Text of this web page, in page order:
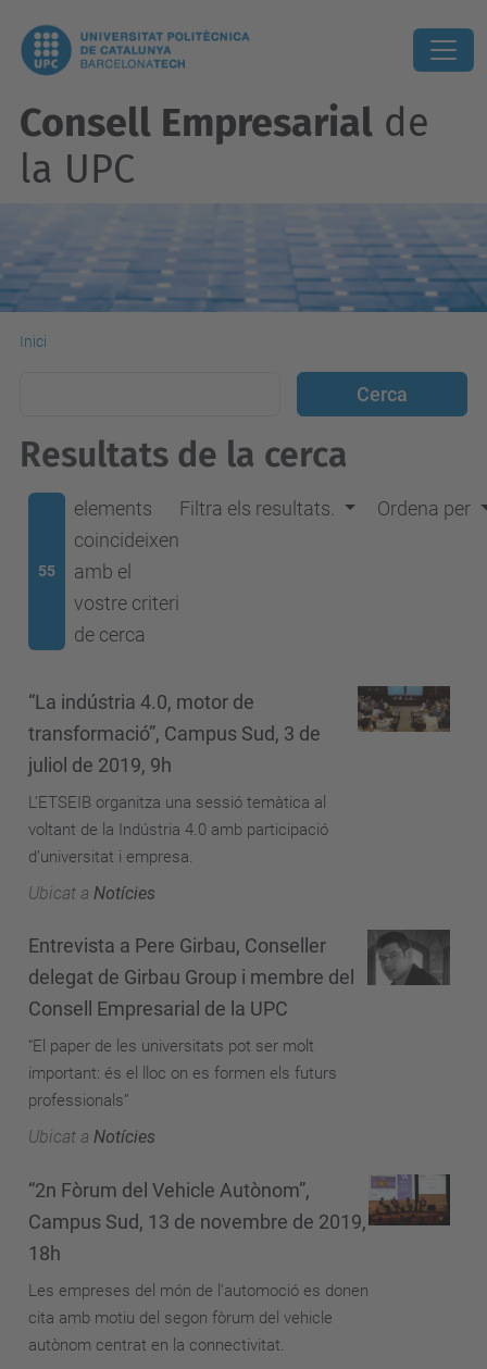
Consell Empresarial de
la UPC
Inici
Resultats de la cerca
55
elements
coincideixen
amb el
vostre criteri
de cerca
Filtra els resultats. Ordena per
“La indústria 4.0, motor de
transformació”, Campus Sud, 3 de
juliol de 2019, 9h
L’ETSEIB organitza una sessió temàtica al
voltant de la Indústria 4.0 amb participació
d’universitat i empresa.
Ubicat a Notícies
Entrevista a Pere Girbau, Conseller
delegat de Girbau Group i membre del
Consell Empresarial de la UPC
“El paper de les universitats pot ser molt
important: és el lloc on es formen els futurs
professionals”
Ubicat a Notícies
“2n Fòrum del Vehicle Autònom”,
Campus Sud, 13 de novembre de 2019,
18h
Les empreses del món de l’automoció es donen
cita amb motiu del segon fòrum del vehicle
autònom centrat en la connectivitat.